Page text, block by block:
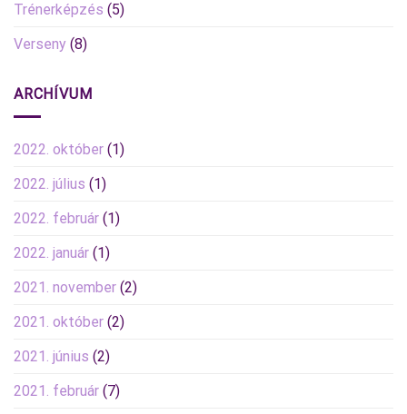
Trénerképzés (5)
Verseny (8)
ARCHÍVUM
2022. október (1)
2022. július (1)
2022. február (1)
2022. január (1)
2021. november (2)
2021. október (2)
2021. június (2)
2021. február (7)